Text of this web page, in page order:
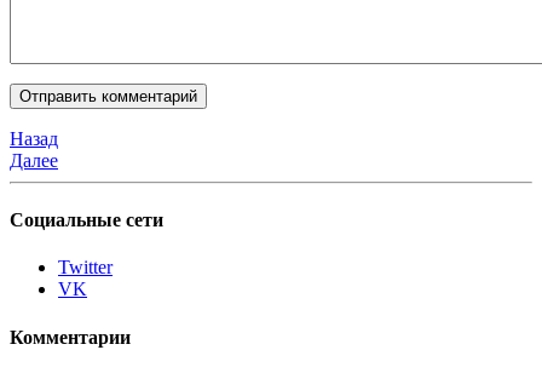
Назад
Далее
Социальные сети
Twitter
VK
Комментарии